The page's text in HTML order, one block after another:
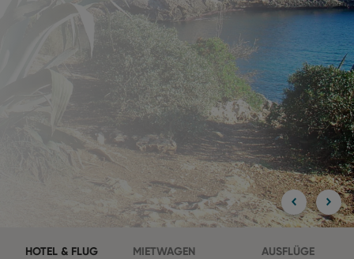
HOTEL & FLUG MIETWAGEN AUSFLÜGE